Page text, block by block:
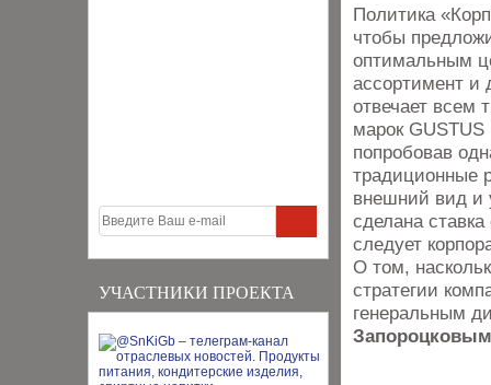
УЧАСТНИКИ ПРОЕКТА
Политика
чтобы
оптимальным
ассортимент и
отвечает всем
марок
попробовав
традиционные
внешний вид и
сделана
следует
О том,
стратегии
генеральным